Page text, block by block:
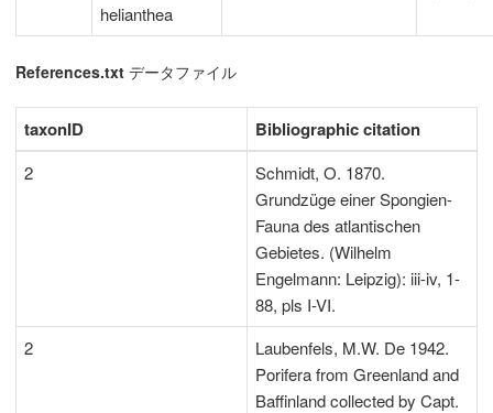
helianthea
References.txt データファイル
taxonID Bibliographic citation
2
Schmidt, O. 1870.
Grundzüge einer Spongien-
Fauna des atlantischen
Gebietes. (Wilhelm
Engelmann: Leipzig): iii-iv, 1-
88, pls I-VI.
2
Laubenfels, M.W. De 1942.
Porifera from Greenland and
Baffinland collected by Capt.